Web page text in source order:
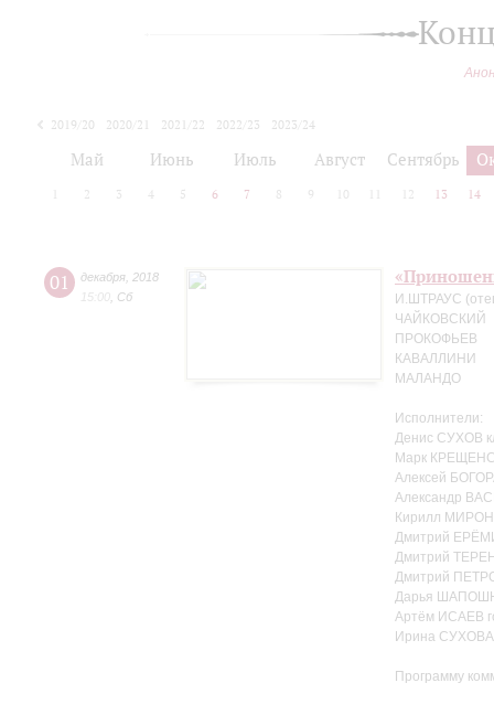
2019/20 2020/21 2021/22 2022/23
2023/24
Май Июнь Июль Август Сентябрь
2 3 4 5 6 7 8 9 10 12 13 14
01 декабря 2018
15:00 Сб
И.ШТРАУС
ЧАЙКОВСКИЙ
ПРОКОФЬЕВ
КАВАЛЛИНИ
МАЛАНДО
Исполнители:
Денис СУХОВ
Марк
Алексей
Александр
Кирилл МИРОН
Дмитрий
Дмитрий
Дмитрий
Дарья
Артём ИСАЕВ
Ирина СУХОВА
Программу